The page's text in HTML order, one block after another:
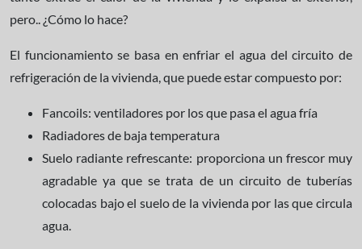
pero.. ¿Cómo lo hace?
El funcionamiento se basa en enfriar el agua del circuito de
refrigeración de la vivienda, que puede estar compuesto por:
Fancoils: ventiladores por los que pasa el agua fría
Radiadores de baja temperatura
Suelo radiante refrescante: proporciona un frescor muy
agradable ya que se trata de un circuito de tuberías
colocadas bajo el suelo de la vivienda por las que circula
agua.